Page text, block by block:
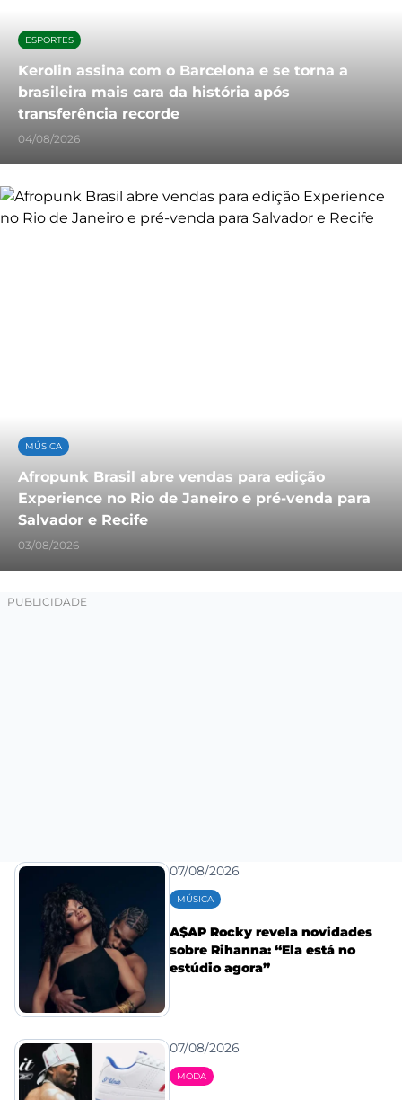
ESPORTES
Kerolin assina com o Barcelona e se torna a
brasileira mais cara da história após
transferência recorde
04/08/2026
MÚSICA
Afropunk Brasil abre vendas para edição
Experience no Rio de Janeiro e pré-venda para
Salvador e Recife
03/08/2026
07/08/2026
MÚSICA
A$AP Rocky revela novidades
sobre Rihanna: “Ela está no
estúdio agora”
07/08/2026
MODA